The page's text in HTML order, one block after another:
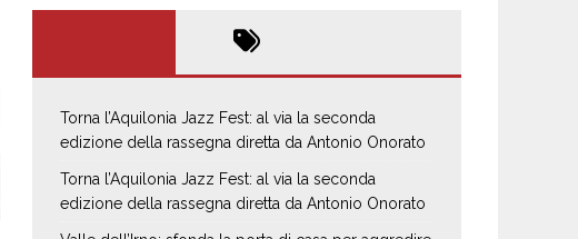
Torna l’Aquilonia Jazz Fest: al via la seconda
edizione della rassegna diretta da Antonio Onorato
Torna l’Aquilonia Jazz Fest: al via la seconda
edizione della rassegna diretta da Antonio Onorato